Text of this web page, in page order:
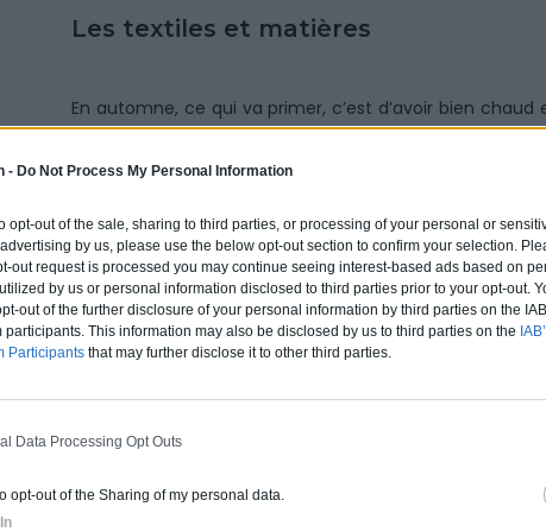
- Do Not Process My Personal Information
opt-out of the sale, sharing to third parties, or processing of your personal or
by us, please use the below opt-out section to confirm your selection.
out request is processed you may continue seeing interest-based ads based on
by us or personal information disclosed to third parties prior to your opt-out.
out of the further disclosure of your personal information by third parties on the
participants. This information may also be disclosed by us to third parties on the
Participants that may further disclose it to other third parties.
Data Processing Opt Outs
opt-out of the Sharing of my personal data.
Les textiles et matières
En automne, ce qui va primer, c’est d’avoir bien
textiles et matières douces et chaleureuses.
On remplace les coussins d’été aux effets satinés par
Soit, vous avez déjà un stock de coussins d’hiver en
du placard, soit il faudra en acheter de nouveaux.
d’été afin de remplacer les enveloppes par des
déhoussable est toujours plus économique car il
moindres frais.
ou on investit
velours, en flanelle seront impeccables pour
Côté fenêtres et portes, vous allez pouvoir accrocher